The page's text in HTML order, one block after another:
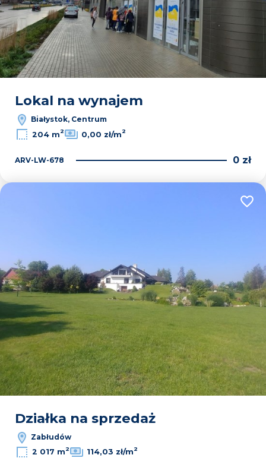
Lokal na wynajem
Białystok, Centrum
204 m2 0,00 zł/m2
ARV-LW-678 0 zł
Działka na sprzedaż
Zabłudów
2 017 m2 114,03 zł/m2